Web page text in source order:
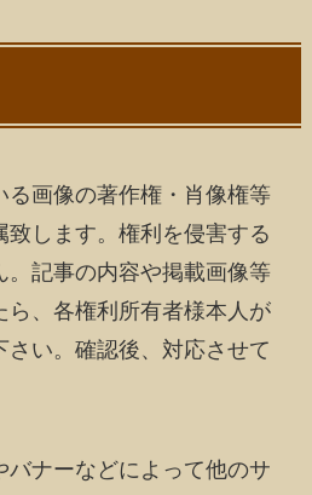
る画像の著作権・肖像権等
致します。権利を侵害する
。記事の内容や掲載画像等
ら、各権利所有者様本人が
さい。確認後、対応させて
バナーなどによって他のサ